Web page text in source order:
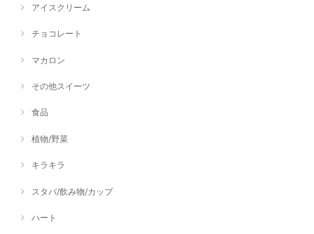
アイスクリーム
チョコレート
マカロン
その他スイーツ
食品
植物/野菜
キラキラ
スタバ/飲み物/カップ
ハート